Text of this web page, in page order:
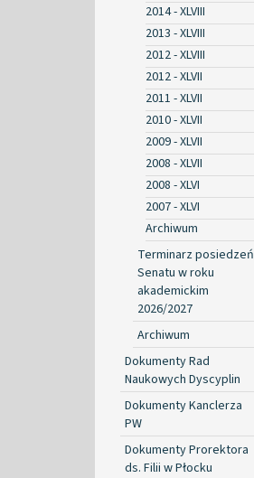
2014 - XLVIII
2013 - XLVIII
2012 - XLVIII
2012 - XLVII
2011 - XLVII
2010 - XLVII
2009 - XLVII
2008 - XLVII
2008 - XLVI
2007 - XLVI
Archiwum
Terminarz posiedzeń
Senatu w roku
akademickim
2026/2027
Archiwum
Dokumenty Rad
Naukowych Dyscyplin
Dokumenty Kanclerza
PW
Dokumenty Prorektora
ds. Filii w Płocku